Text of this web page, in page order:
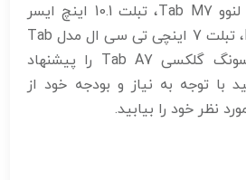
MediaPad T5، تبلت لنوو Tab M7، تبلت 10.1 اینچ ایسر
مدل ICONIA Tab M10، تبلت 7 اینچی تی سی ال مدل Tab
7 Lite و تبلت سامسونگ گلکسی Tab A7 را پیشنهاد
با توجه به نیاز و بودجه خود از
نظر خود را بیابید.